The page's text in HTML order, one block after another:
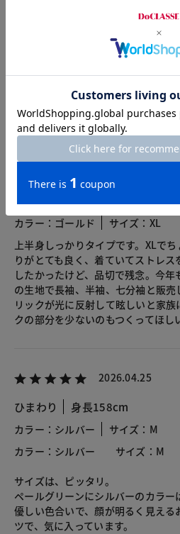
4.2 23レビュー
カラー：ゴールド
サイズ：XL
上半身しっかりタイプです。XLで
りがとても良く、着ていてストレ
したかったけど、品切で残念。今
の生地で長袖、半袖、七分袖と販
リックが光に反射して眩しいと家
クの部分を少ないのもつくってほし
2026.04.25
ひまわり 身長158cm
カラー：シルバー
サイズ：M
カラー：シルバー サイズ：M
サイズは、ピッタリ。
ペールグリーンにシルバーのカラー
優しい色合いで、顔が明るく見える
ツで、気に入っています。